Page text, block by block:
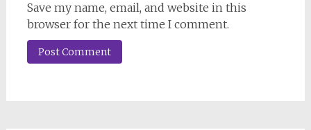
Save my name, email, and website in this
browser for the next time I comment.